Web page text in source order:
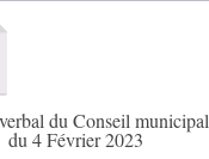
du Conseil municipal
du 4 Février 2023